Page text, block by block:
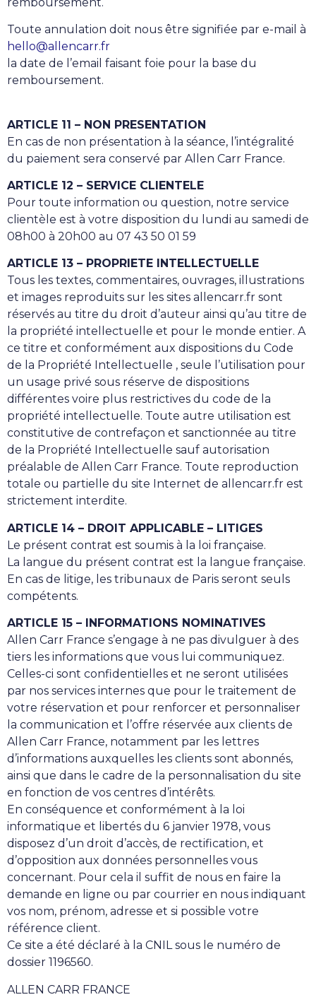
Toute annulation doit nous être signifiée par e-mail à
hello@allencarr.fr
la date de l’email faisant foie pour la base du
remboursement.
ARTICLE 11 – NON PRESENTATION
En cas de non présentation à la séance, l’intégralité
du paiement sera conservé par Allen Carr France.
ARTICLE 12 – SERVICE CLIENTELE
Pour toute information ou question, notre service
clientèle est à votre disposition du lundi au samedi de
08h00 à 20h00 au 07 43 50 01 59
ARTICLE 13 – PROPRIETE INTELLECTUELLE
Tous les textes, commentaires, ouvrages, illustrations
et images reproduits sur les sites allencarr.fr sont
réservés au titre du droit d’auteur ainsi qu’au titre de
la propriété intellectuelle et pour le monde entier. A
ce titre et conformément aux dispositions du Code
de la Propriété Intellectuelle , seule l’utilisation pour
un usage privé sous réserve de dispositions
différentes voire plus restrictives du code de la
propriété intellectuelle. Toute autre utilisation est
constitutive de contrefaçon et sanctionnée au titre
de la Propriété Intellectuelle sauf autorisation
préalable de Allen Carr France. Toute reproduction
totale ou partielle du site Internet de allencarr.fr est
strictement interdite.
ARTICLE 14 – DROIT APPLICABLE – LITIGES
Le présent contrat est soumis à la loi française.
La langue du présent contrat est la langue française.
En cas de litige, les tribunaux de Paris seront seuls
compétents.
ARTICLE 15 – INFORMATIONS NOMINATIVES
Allen Carr France s’engage à ne pas divulguer à des
tiers les informations que vous lui communiquez.
Celles-ci sont confidentielles et ne seront utilisées
par nos services internes que pour le traitement de
votre réservation et pour renforcer et personnaliser
la communication et l’offre réservée aux clients de
Allen Carr France, notamment par les lettres
d’informations auxquelles les clients sont abonnés,
ainsi que dans le cadre de la personnalisation du site
en fonction de vos centres d’intérêts.
En conséquence et conformément à la loi
informatique et libertés du 6 janvier 1978, vous
disposez d’un droit d’accès, de rectification, et
d’opposition aux données personnelles vous
concernant. Pour cela il suffit de nous en faire la
demande en ligne ou par courrier en nous indiquant
vos nom, prénom, adresse et si possible votre
référence client.
Ce site a été déclaré à la CNIL sous le numéro de
dossier 1196560.
ALLEN CARR FRANCE